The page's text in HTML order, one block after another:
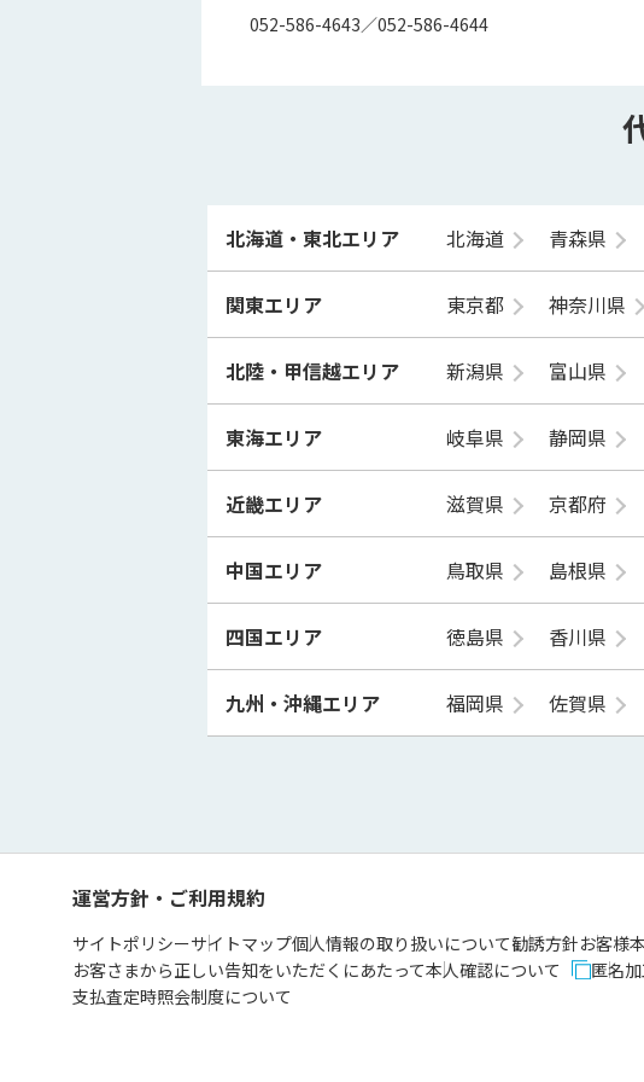
052-586-4643／052-586-4644
北海道・東北エリア 北海道 青森県
関東エリア 東京都 神奈川県
北陸・甲信越エリア 新潟県 富山県
東海エリア 岐阜県 静岡県
近畿エリア 滋賀県 京都府
中国エリア 鳥取県 島根県
四国エリア 徳島県 香川県
九州・沖縄エリア 福岡県 佐賀県
運営方針・ご利用規約
サイトポリシーサイトマップ個人情報の取り扱いについて勧誘方針お客様
お客さまから正しい告知をいただくにあたって本人確認について 匿名
支払査定時照会制度について